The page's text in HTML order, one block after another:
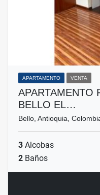
APARTAMENTO VENTA
APARTAMENTO
BELLO EL…
Bello, Antioquia,
3 Alcobas
2 Baños